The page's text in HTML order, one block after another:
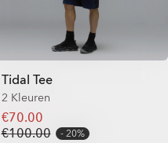
Tidal Tee
2 Kleuren
€70.00
€100.00
20%